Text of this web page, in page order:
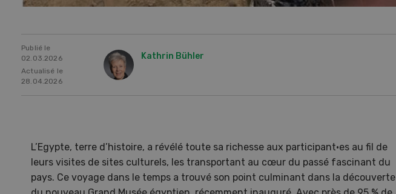
Publié le
02.03.2026
Actualisé le
28.04.2026
Kathrin Bühler
L’Egypte, terre d’histoire, a révélé toute sa richesse aux participant·es au fil de
leurs visites de sites culturels, les transportant au cœur du passé fascinant du
pays. Ce voyage dans le temps a trouvé son point culminant dans la découverte
Une ferme entre de
Dossier L’agriculture à l’ère
du changement climatique